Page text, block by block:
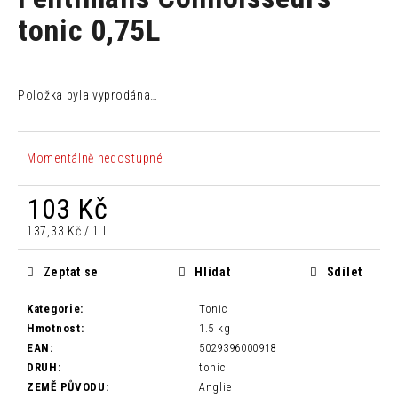
0,0
z
tonic 0,75L
Položka byla vyprodána…
Momentálně nedostupné
103 Kč
Měrná
cena:
137,33 Kč / 1 l
Kategorie:
Tonic
Hmotnost:
1.5 kg
EAN :
5029396000918
DRUH :
tonic
ZEMĚ PŮVODU :
Anglie
Zeptat se Hlídat Sdílet
a
j
t
D
o
p
o
u